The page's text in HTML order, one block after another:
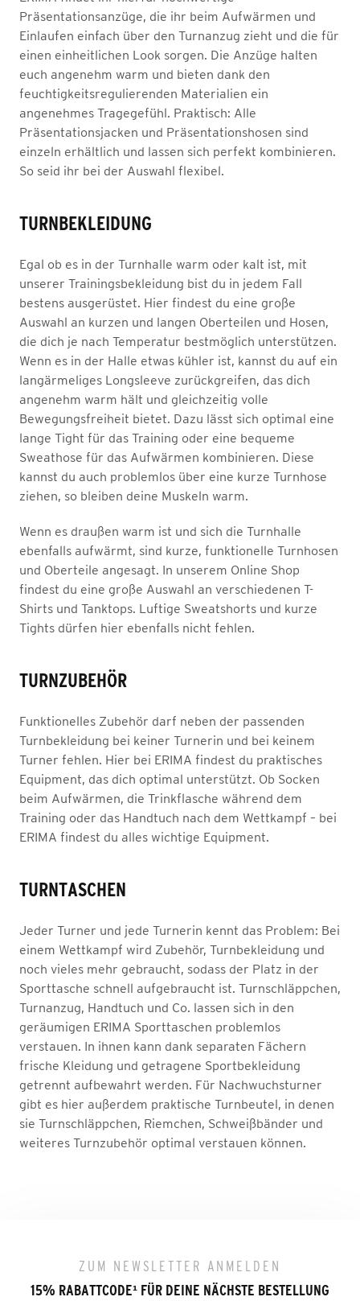
Präsentationsanzüge, die ihr beim Aufwärmen und
Einlaufen einfach über den Turnanzug zieht und die für
einen einheitlichen Look sorgen. Die Anzüge halten
euch angenehm warm und bieten dank den
feuchtigkeitsregulierenden Materialien ein
angenehmes Tragegefühl. Praktisch: Alle
Präsentationsjacken und Präsentationshosen sind
einzeln erhältlich und lassen sich perfekt kombinieren.
So seid ihr bei der Auswahl flexibel.
TURNBEKLEIDUNG
Egal ob es in der Turnhalle warm oder kalt ist, mit
unserer Trainingsbekleidung bist du in jedem Fall
bestens ausgerüstet. Hier findest du eine große
Auswahl an kurzen und langen Oberteilen und Hosen,
die dich je nach Temperatur bestmöglich unterstützen.
Wenn es in der Halle etwas kühler ist, kannst du auf ein
langärmeliges Longsleeve zurückgreifen, das dich
angenehm warm hält und gleichzeitig volle
Bewegungsfreiheit bietet. Dazu lässt sich optimal eine
lange Tight für das Training oder eine bequeme
Sweathose für das Aufwärmen kombinieren. Diese
kannst du auch problemlos über eine kurze Turnhose
ziehen, so bleiben deine Muskeln warm.
Wenn es draußen warm ist und sich die Turnhalle
ebenfalls aufwärmt, sind kurze, funktionelle Turnhosen
und Oberteile angesagt. In unserem Online Shop
findest du eine große Auswahl an verschiedenen T-
Shirts und Tanktops. Luftige Sweatshorts und kurze
Tights dürfen hier ebenfalls nicht fehlen.
TURNZUBEHÖR
Funktionelles Zubehör darf neben der passenden
Turnbekleidung bei keiner Turnerin und bei keinem
Turner fehlen. Hier bei ERIMA findest du praktisches
Equipment, das dich optimal unterstützt. Ob Socken
beim Aufwärmen, die Trinkflasche während dem
Training oder das Handtuch nach dem Wettkampf – bei
ERIMA findest du alles wichtige Equipment.
TURNTASCHEN
Jeder Turner und jede Turnerin kennt das Problem: Bei
einem Wettkampf wird Zubehör, Turnbekleidung und
noch vieles mehr gebraucht, sodass der Platz in der
Sporttasche schnell aufgebraucht ist. Turnschläppchen,
Turnanzug, Handtuch und Co. lassen sich in den
geräumigen ERIMA Sporttaschen problemlos
verstauen. In ihnen kann dank separaten Fächern
frische Kleidung und getragene Sportbekleidung
getrennt aufbewahrt werden. Für Nachwuchsturner
gibt es hier außerdem praktische Turnbeutel, in denen
sie Turnschläppchen, Riemchen, Schweißbänder und
weiteres Turnzubehör optimal verstauen können.
ZUM NEWSLETTER ANMELDEN
15% RABATTCODE¹ FÜR DEINE NÄCHSTE BESTELLUNG